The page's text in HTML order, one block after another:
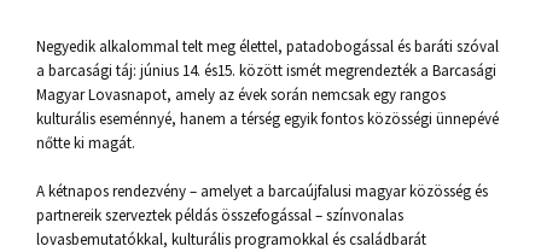
Negyedik alkalommal telt meg élettel, patadobogással és baráti szóval
a barcasági táj: június 14. és15. között ismét megrendezték a Barcasági
Magyar Lovasnapot, amely az évek során nemcsak egy rangos
kulturális eseménnyé, hanem a térség egyik fontos közösségi ünnepévé
nőtte ki magát.
A kétnapos rendezvény – amelyet a barcaújfalusi magyar közösség és
partnereik szerveztek példás összefogással – színvonalas
lovasbemutatókkal, kulturális programokkal és családbarát